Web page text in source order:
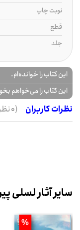
نوبت چاپ
قطع
جلد
این کتاب را خوانده‌ام.
این کتاب را می‌خواهم
نظرات کاربران
(0 نظر)
سایر آثار لسلی
%